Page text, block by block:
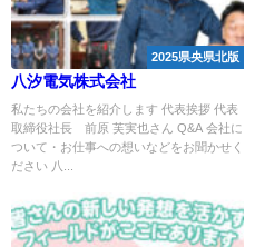
2025県央県北版
八汐電気株式会社
私たちの会社を紹介します 代表挨拶 代表
取締役社長 前原 芙実也さん Q&A 会社に
ついて・お仕事への想いなどをお聞かせく
ださい 八...